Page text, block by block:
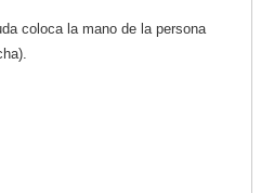
coloca la mano de la persona